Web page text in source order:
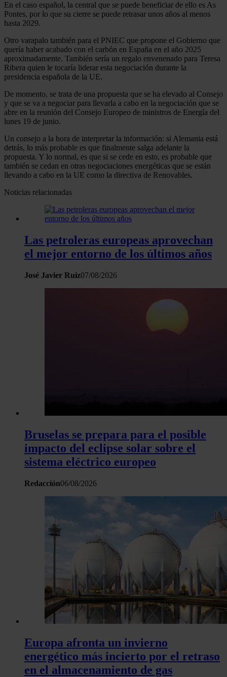
En el caso español, la central que se puede beneficiar de ello es As
Pontes, por lo que su cierre se puede retrasar unos años al menos
hasta 2029.
Otro varapalo también para el PNIEC que propone el Gobierno que
quería haber acabado con el carbón en España en el año 2025
aproximadamente. También sería un regalo envenenado para Teresa
Ribera quien le tocaría liderar esta negociación durante la
presidencia española de la UE.
De momento, se trata de una propuesta que se ha elevado al Consejo
y que se va a negociar para llevarla a cabo en la negociación que se
abre en la reunión del Consejo Europeo de ministros de Energía del
lunes 19 de junio.
Un consejo a la hora de interpretar la información: si Alemania está
detrás, lo más probable es que finalmente salga adelante la
propuesta. Y lo normal, es que si se cede en esto, es probable que
también se cedan en otras negociaciones energéticas que se están
llevando a cabo en la UE como la directiva de Renovables.
Noticias relacionadas
Las petroleras europeas aprovechan
el mejor entorno de los últimos años
José Javier Ruiz07/08/2026
Bruselas se prepara para el posible
impacto del eclipse solar sobre el
sistema eléctrico europeo
Redacción06/08/2026
Europa afronta un invierno
energético más incierto por el retraso
en el almacenamiento de gas